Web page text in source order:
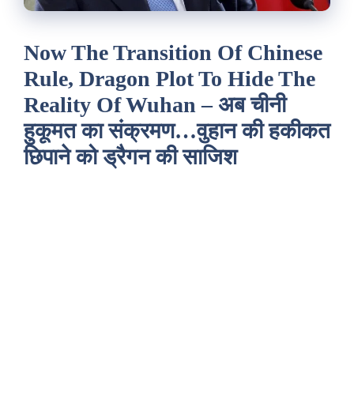
Now The Transition Of Chinese
Rule, Dragon Plot To Hide The
Reality Of Wuhan – अब चीनी
हुकूमत का संक्रमण…वुहान की हकीकत
छिपाने को ड्रैगन की साजिश